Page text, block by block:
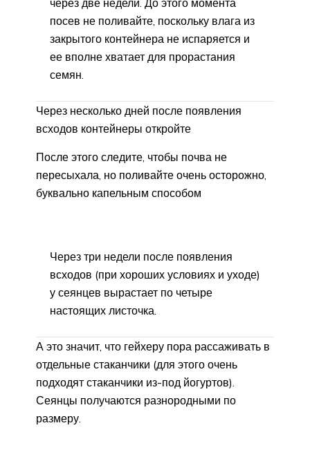
через две недели. До этого момента
посев не поливайте, поскольку влага из
закрытого контейнера не испаряется и
ее вполне хватает для прорастания
семян.
Через несколько дней после появления
всходов контейнеры откройте
После этого следите, чтобы почва не
пересыхала, но поливайте очень осторожно,
буквально капельным способом
Через три недели после появления
всходов (при хороших условиях и уходе)
у сеянцев вырастает по четыре
настоящих листочка.
А это значит, что гейхеру пора рассаживать в
отдельные стаканчики (для этого очень
подходят стаканчики из-под йогуртов).
Сеянцы получаются разнородными по
размеру.